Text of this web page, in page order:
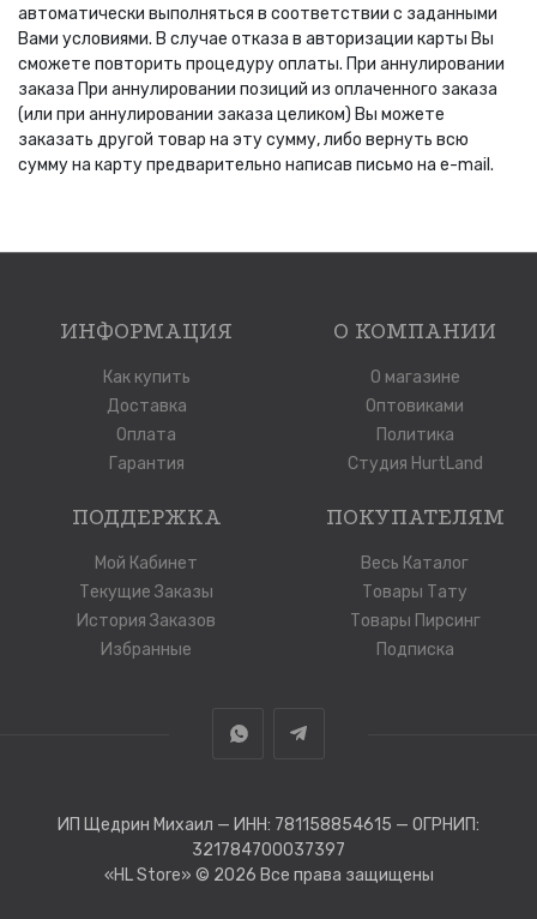
автоматически выполняться в соответствии с заданными
Вами условиями. В случае отказа в авторизации карты Вы
сможете повторить процедуру оплаты. При аннулировании
заказа При аннулировании позиций из оплаченного заказа
(или при аннулировании заказа целиком) Вы можете
заказать другой товар на эту сумму, либо вернуть всю
сумму на карту предварительно написав письмо на e-mail.
ИНФОРМАЦИЯ
Как купить
Доставка
Оплата
Гарантия
О КОМПАНИИ
О магазине
Оптовиками
Политика
Студия HurtLand
ПОДДЕРЖКА
Мой Кабинет
Текущие Заказы
История Заказов
Избранные
ПОКУПАТЕЛЯМ
Весь Каталог
Товары Тату
Товары Пирсинг
Подписка
ИП Щедрин Михаил — ИНН: 781158854615 — ОГРНИП:
321784700037397
«HL Store» © 2026 Все права защищены